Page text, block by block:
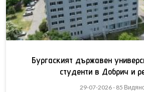
Бургаският държавен
студенти в Добрич и
29-07-2026 - 85